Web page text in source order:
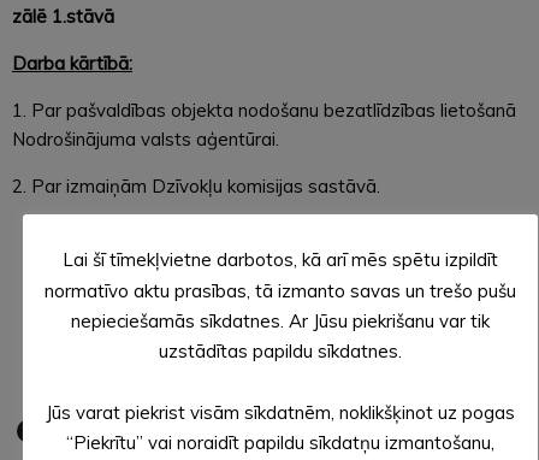
zālē 1.stāvā
Darba kārtībā:
1. Par pašvaldības objekta nodošanu bezatlīdzības lietošanā
Nodrošinājuma valsts aģentūrai.
2. Par izmaiņām Dzīvokļu komisijas sastāvā.
Lai šī tīmekļvietne darbotos, kā arī mēs spētu izpildīt
normatīvo aktu prasības, tā izmanto savas un trešo pušu
nepieciešamās sīkdatnes. Ar Jūsu piekrišanu var tik
uzstādītas papildu sīkdatnes.
Jūs varat piekrist visām sīkdatnēm, noklikšķinot uz pogas
“Piekrītu” vai noraidīt papildu sīkdatņu izmantošanu,